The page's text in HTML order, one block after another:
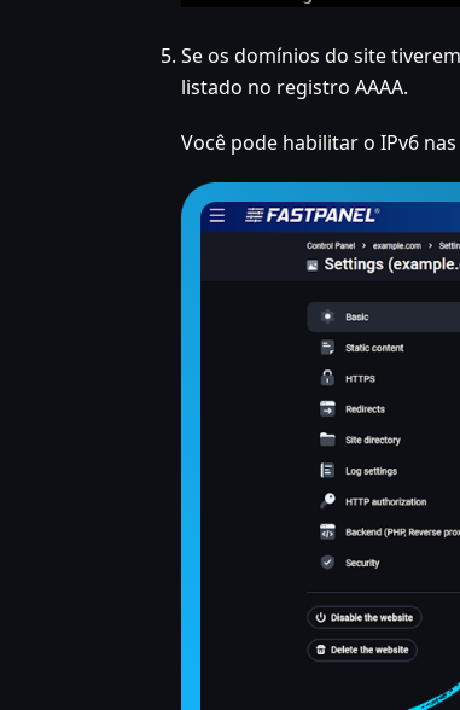
Se os domínios do site
listado no registro AAAA.
Você pode habilitar o IPv6